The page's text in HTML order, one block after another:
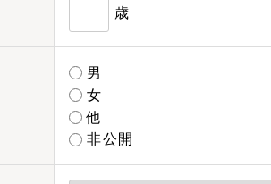
歳
男
女
他
非公開